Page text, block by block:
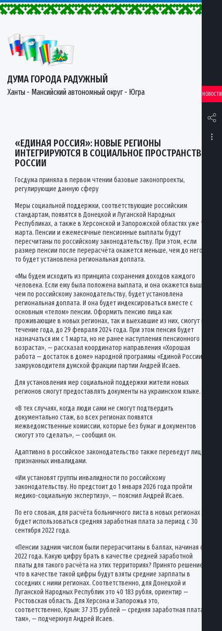
ДУМА ГОРОДА РАДУЖНЫЙ
Ханты - Мансийский автономный округ - Югра НОВОСТИ
«ЕДИНАЯ РОССИЯ»: НОВЫЕ РЕГИОНЫ
ИНТЕГРИРУЮТСЯ В СОЦИАЛЬНОЕ ПРОСТРАНСТВО
РОССИИ
Госдума приняла в первом чтении базовые законопроекты,
регулирующие данную сферу
Меры социальной поддержки, соответствующие российским
стандартам, появятся в Донецкой и Луганской Народных
Республиках, а также в Херсонской и Запорожской областях уже 1
марта. Пенсии и ежемесячные пенсионные выплаты будут
пересчитаны по российскому законодательству. При этом, если
размер пенсии после перерасчёта окажется меньше, чем до него,
то будет установлена региональная доплата.
«Мы будем исходить из принципа сохранения доходов каждого
человека. Если ему была положена выплата, и она окажется выше,
чем по российскому законодательству, будет установлена
региональная доплата. И она будет индексироваться вместе с
основным «телом» пенсии. Оформить пенсию лица как
проживающие в новых регионах, так и выехавшие из них, смогут в
течение года, до 29 февраля 2024 года. При этом пенсия будет
назначаться им с 1 марта, но не ранее наступления пенсионного
возраста», — рассказал координатор направления «Хорошая
работа — достаток в доме» народной программы «Единой России»,
замруководителя думской фракции партии Андрей Исаев.
Для установления мер социальной поддержки жители новых
регионов смогут предоставлять документы на украинском языке.
«В тех случаях, когда люди сами не смогут подтвердить
документально стаж, во всех регионах появятся
межведомственные комиссии, которые без бумаг и документов
смогут это сделать», — сообщил он.
Адаптивно в российское законодательство также переведут лиц,
признанных инвалидами.
«Им установят группы инвалидности по российскому
законодательству. Но предстоит до 1 января 2026 года пройти
медико-социальную экспертизу», — пояснил Андрей Исаев.
По его словам, для расчёта больничного листа в новых регионах
будет использоваться средняя заработная плата за период с 30
сентября 2022 года.
«Пенсии задним числом были перерасчитаны в баллах, начиная с
2022 года. Какую цифру брать в качестве средней заработной
платы для такого расчёта на этих территориях? Принято решение,
что в качестве такой цифры будут взяты средние зарплаты в
соседних с ними регионах. Соответственно, для Донецкой и
Луганской Народных Республик это 40 183 рубля, ориентир —
Ростовская область. Для Херсона и Запорожья это,
соответственно, Крым: 37 315 рублей — средняя заработная плата
там», — подчеркнул Андрей Исаев.